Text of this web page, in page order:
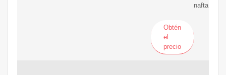
nafta.
Obtén
el
precio